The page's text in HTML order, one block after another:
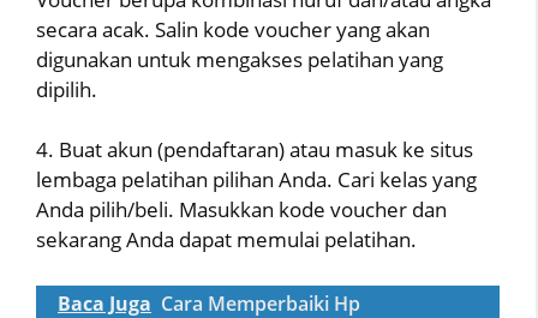
secara acak. Salin kode voucher yang akan
digunakan untuk mengakses pelatihan yang
dipilih.
4. Buat akun (pendaftaran) atau masuk ke situs
lembaga pelatihan pilihan Anda. Cari kelas yang
Anda pilih/beli. Masukkan kode voucher dan
sekarang Anda dapat memulai pelatihan.
Baca Juga Cara Memperbaiki Hp